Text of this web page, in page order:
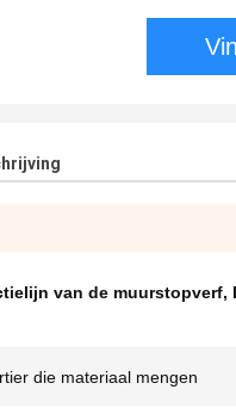
van de muurstopverf,
die materiaal mengen